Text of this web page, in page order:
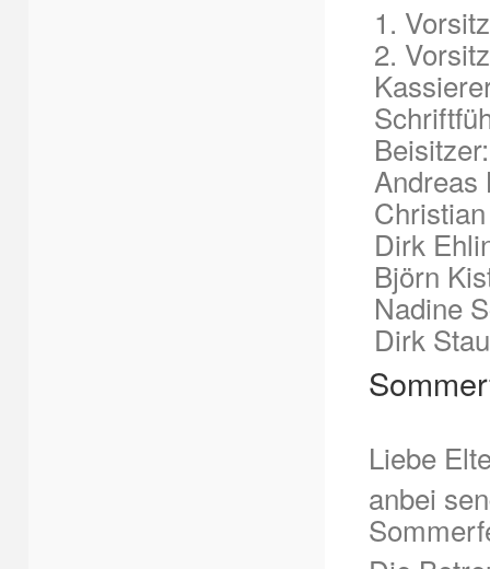
1.
2.
Beisitzer:
Andreas
Dirk
Björn
Nadine
Dirk
Liebe
anbei